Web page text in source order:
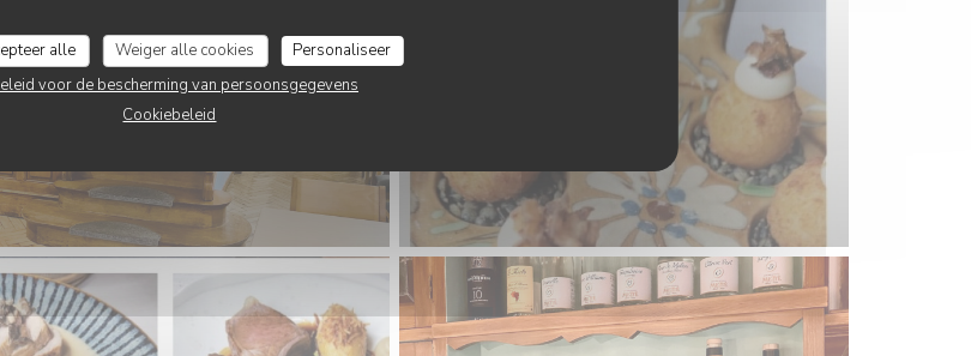
alle Weiger alle cookies
Personaliseer
voor de bescherming van persoonsgegevens
Cookiebeleid